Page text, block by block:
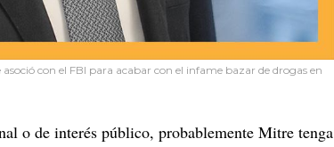
con el FBI para acabar con el infame bazar de drogas en
o de interés público, probablemente Mitre tenga